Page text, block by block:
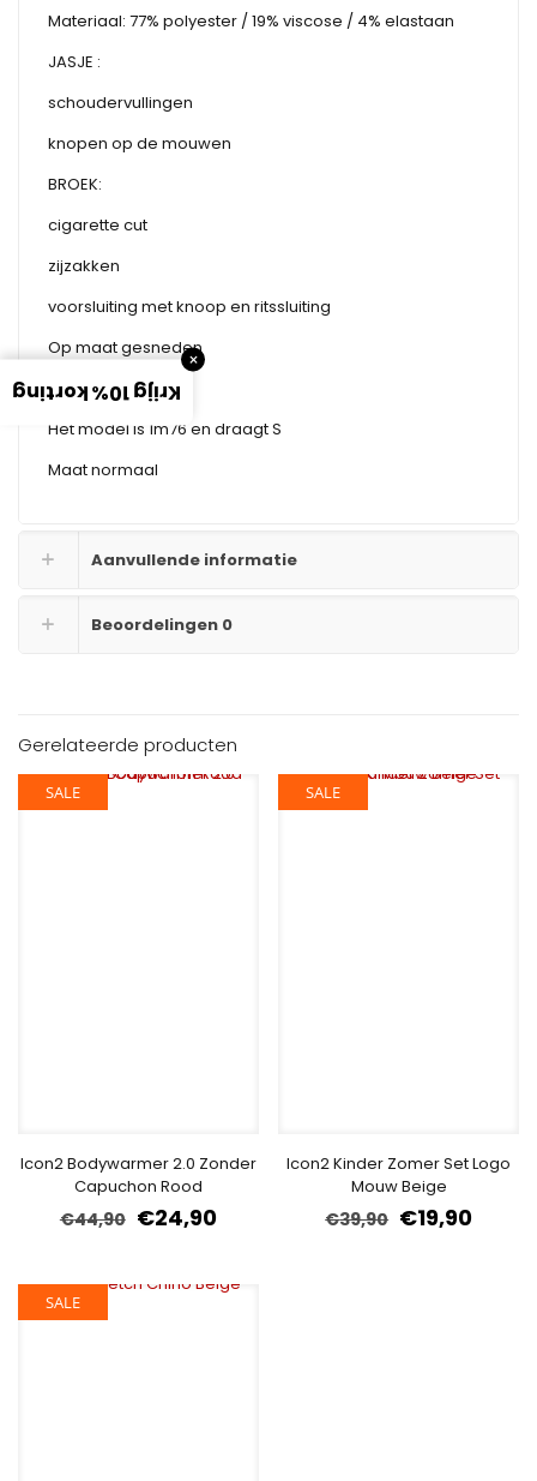
Materiaal: 77% polyester / 19% viscose / 4% elastaan
JASJE :
schoudervullingen
knopen op de mouwen
BROEK:
cigarette cut
zijzakken
voorsluiting met knoop en ritssluiting
Op maat gesneden
Model :
Het model is 1m76 en draagt ​​S
Maat normaal
Aanvullende informatie
Beoordelingen 0
Gerelateerde producten
SALE
Icon2 Bodywarmer 2.0 Zonder
Capuchon Rood
€44,90 €24,90
SALE
Icon2 Kinder Zomer Set Logo
Mouw Beige
€39,90 €19,90
SALE
Krijg 10% korting
×